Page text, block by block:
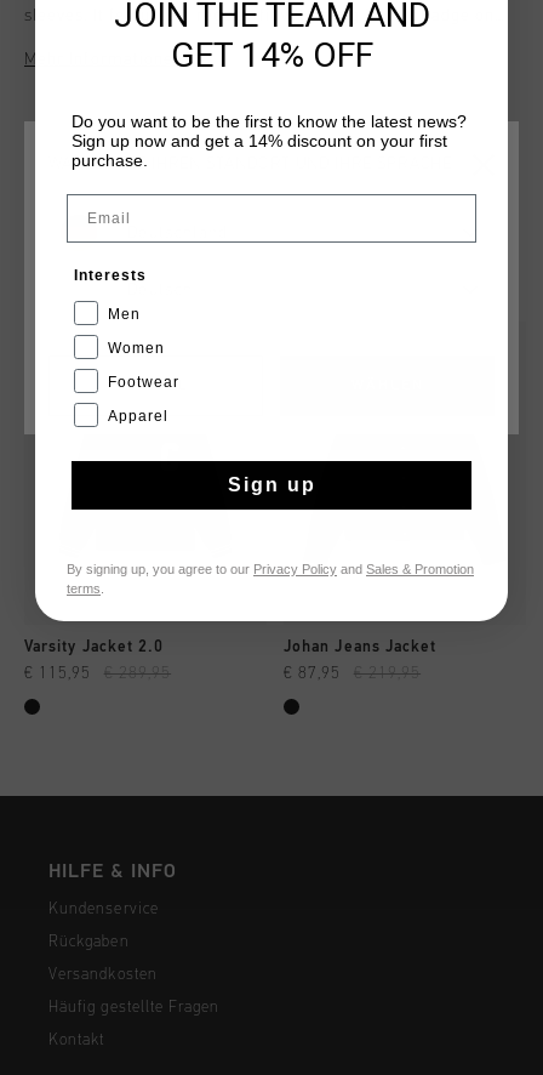
sleeves. It features a regular fit with a big "C" felt badge on
the chest, a Johan Cruyff badge on the back, striped rib cuffs
and hem, and press buttons. Lined with a smooth and shiny
complete this stylish piece.
Mehr Informationen
DAS KÖNNTE IHNEN AUCH GEFALLEN
Varsity Jacket 2.0
€ 115,95 € 289,95
Johan Jeans Jacket
€ 87,95 € 219,95
HILFE & INFO
Kundenservice
Rückgaben
Versandkosten
Häufig gestellte Fragen
Kontakt
WÄHLEN SIE IHREN STANDORT UND IHRE SPRACHE
CANCEL
JOIN THE TEAM AND
GET 14% OFF
Do you want to be the first to know the latest news?
Sign up now and get a 14% discount on your first
purchase.
Email
Interests
Men
Women
Footwear
Apparel
Sign up
By signing up, you agree to our Privacy Policy and Sales & Promotion
terms